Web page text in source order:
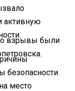
активную
взрывы были
безопасности
место